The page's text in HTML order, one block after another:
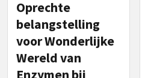
Oprechte
belangstelling
voor Wonderlijke
Wereld van
Enzymen bij